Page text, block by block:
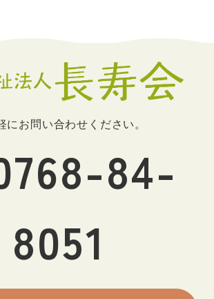
にお問い合わせください。
84-
8051